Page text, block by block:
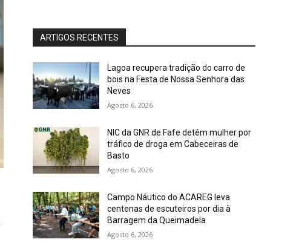
ARTIGOS RECENTES
Lagoa recupera tradição do carro de
bois na Festa de Nossa Senhora das
Neves
Agosto 6, 2026
NIC da GNR de Fafe detém mulher por
tráfico de droga em Cabeceiras de
Basto
Agosto 6, 2026
Campo Náutico do ACAREG leva
centenas de escuteiros por dia à
Barragem da Queimadela
Agosto 6, 2026